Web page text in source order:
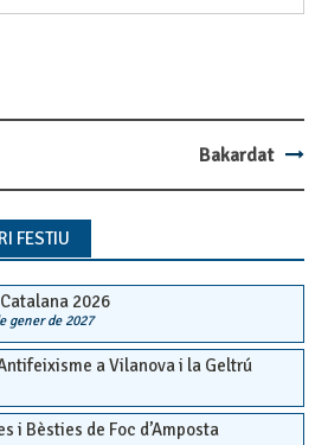
Bakardat
FESTIU
2026
gener de 2027
a Vilanova i la Geltrú
i Bèsties de Foc d’Amposta